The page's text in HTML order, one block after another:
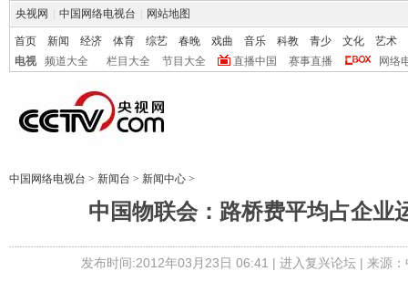
央视网 中国网络电视台 网站地图
首页 新闻 经济 体育 综艺 春晚 戏曲 音乐 科教 青少 文化
艺术
电视
频道大全 栏目大全 节目大全 直播中国 赛事直播 网络
中国网络电视台 > 新闻台 > 新闻中心 >
中国物联会：路桥费平均占企业
发布时间:2012年03月23日 06:41 | 进入复兴论坛| 来源